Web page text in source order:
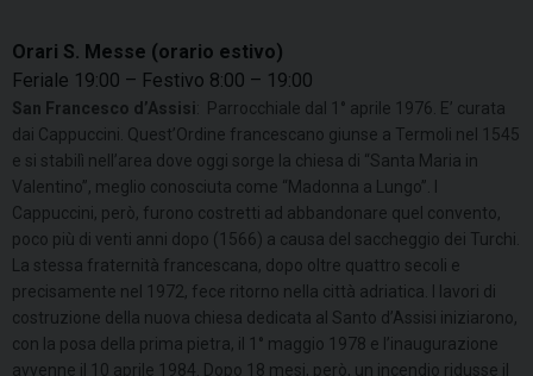
Orari S. Messe (orario estivo)
Feriale 19:00 – Festivo 8:00 – 19:00
San Francesco d’Assisi: Parrocchiale dal 1° aprile 1976. E’ curata
dai Cappuccini. Quest’Ordine francescano giunse a Termoli nel 1545
e si stabilì nell’area dove oggi sorge la chiesa di “Santa Maria in
Valentino”, meglio conosciuta come “Madonna a Lungo”. I
Cappuccini, però, furono costretti ad abbandonare quel convento,
poco più di venti anni dopo (1566) a causa del saccheggio dei Turchi.
La stessa fraternità francescana, dopo oltre quattro secoli e
precisamente nel 1972, fece ritorno nella città adriatica. I lavori di
costruzione della nuova chiesa dedicata al Santo d’Assisi iniziarono,
con la posa della prima pietra, il 1° maggio 1978 e l’inaugurazione
avvenne il 10 aprile 1984. Dopo 18 mesi, però, un incendio ridusse il